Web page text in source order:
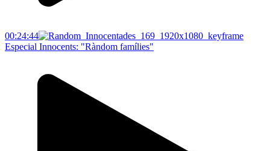
00:24:44
Especial Innocents: "Ràndom famílies"